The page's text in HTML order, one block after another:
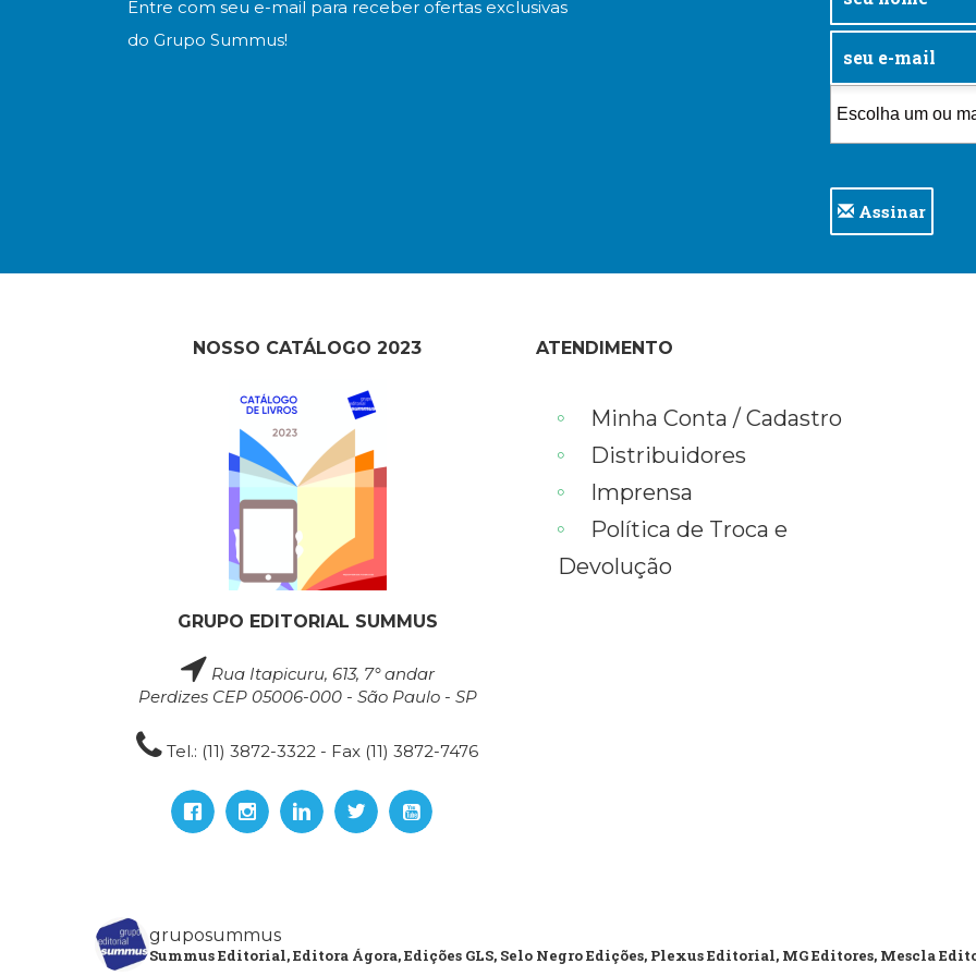
Entre com seu e-mail para receber ofertas exclusivas
do Grupo Summus!
Assinar
NOSSO CATÁLOGO 2023
GRUPO EDITORIAL SUMMUS
Rua Itapicuru, 613, 7° andar
Perdizes CEP 05006-000 - São Paulo - SP
Tel.: (11) 3872-3322 - Fax (11) 3872-7476
ATENDIMENTO
Minha Conta / Cadastro
Distribuidores
Imprensa
Política de Troca e
Devolução
gruposummus
Summus Editorial, Editora Ágora, Edições GLS, Selo Negro Edições, Plexus Editorial, MG Editores, Mescla